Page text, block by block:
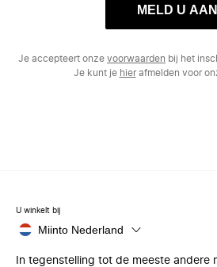
MELD U AAN
Je accepteert onze voorwaarden bij het
Je kunt je hierafmelden voor
U winkelt bij
Miinto Nederland
In tegenstelling tot de meeste andere